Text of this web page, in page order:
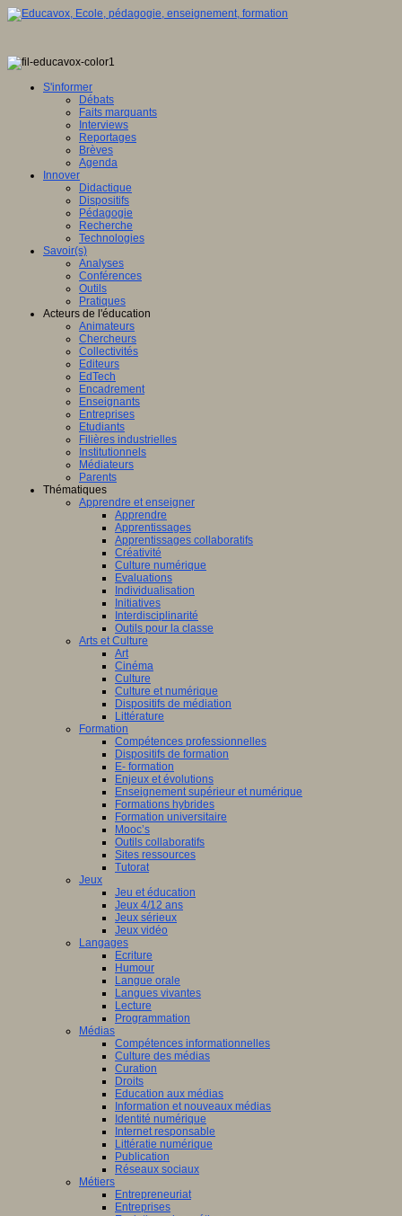
S'informer
Débats
Faits marquants
Interviews
Reportages
Brèves
Agenda
Innover
Didactique
Dispositifs
Pédagogie
Recherche
Technologies
Savoir(s)
Analyses
Conférences
Outils
Pratiques
Acteurs de l'éducation
Animateurs
Chercheurs
Collectivités
Editeurs
EdTech
Encadrement
Enseignants
Entreprises
Etudiants
Filières industrielles
Institutionnels
Médiateurs
Parents
Thématiques
Apprendre et enseigner
Apprendre
Apprentissages
Apprentissages collaboratifs
Créativité
Culture numérique
Evaluations
Individualisation
Initiatives
Interdisciplinarité
Outils pour la classe
Arts et Culture
Art
Cinéma
Culture
Culture et numérique
Dispositifs de médiation
Littérature
Formation
Compétences professionnelles
Dispositifs de formation
E- formation
Enjeux et évolutions
Enseignement supérieur et numérique
Formations hybrides
Formation universitaire
Mooc’s
Outils collaboratifs
Sites ressources
Tutorat
Jeux
Jeu et éducation
Jeux 4/12 ans
Jeux sérieux
Jeux vidéo
Langages
Ecriture
Humour
Langue orale
Langues vivantes
Lecture
Programmation
Médias
Compétences informationnelles
Culture des médias
Curation
Droits
Education aux médias
Information et nouveaux médias
Identité numérique
Internet responsable
Littératie numérique
Publication
Réseaux sociaux
Métiers
Entrepreneuriat
Entreprises